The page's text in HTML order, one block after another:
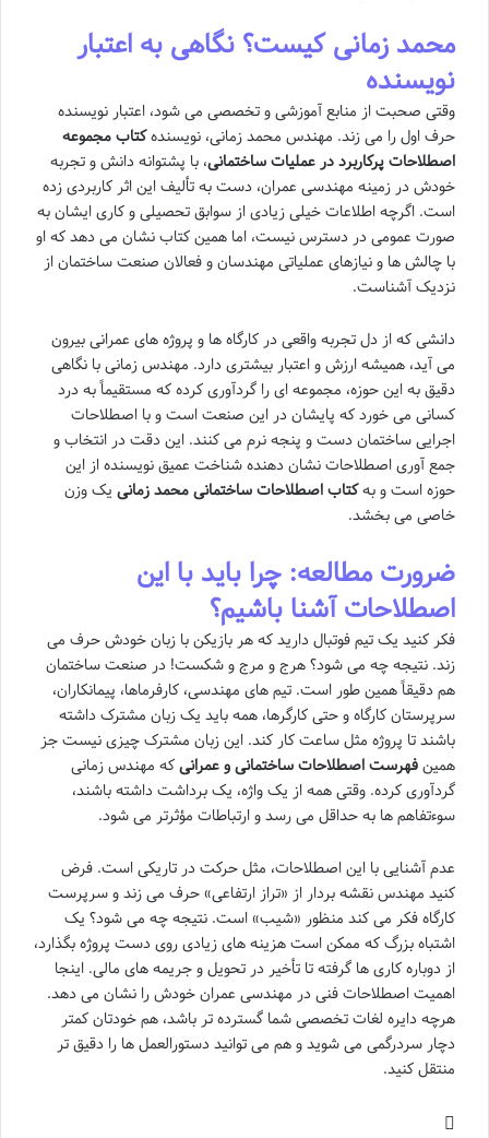
محمد زمانی کیست؟ نگاهی به اعتبار
نویسنده
وقتی صحبت از منابع آموزشی و تخصصی می شود، اعتبار نویسنده
حرف اول را می زند. مهندس محمد زمانی، نویسندهکتاب مجموعه
اصطلاحات پرکاربرد در عملیات ساختمانی، با پشتوانه دانش و تجربه
خودش در زمینه مهندسی عمران، دست به تألیف این اثر کاربردی زده
است. اگرچه اطلاعات خیلی زیادی از سوابق تحصیلی و کاری ایشان به
صورت عمومی در دسترس نیست، اما همین کتاب نشان می دهد که او
با چالش ها و نیازهای عملیاتی مهندسان و فعالان صنعت ساختمان از
نزدیک آشناست.
دانشی که از دل تجربه واقعی در کارگاه ها و پروژه های عمرانی بیرون
می آید، همیشه ارزش و اعتبار بیشتری دارد. مهندس زمانی با نگاهی
دقیق به این حوزه، مجموعه ای را گردآوری کرده که مستقیماً به درد
کسانی می خورد که پایشان در این صنعت است و با اصطلاحات
اجرایی ساختمان دست و پنجه نرم می کنند. این دقت در انتخاب و
جمع آوری اصطلاحات نشان دهنده شناخت عمیق نویسنده از این
حوزه است و بهکتاب اصطلاحات ساختمانی محمد زمانی یک وزن
خاصی می بخشد.
ضرورت مطالعه: چرا باید با این
اصطلاحات آشنا باشیم؟
فکر کنید یک تیم فوتبال دارید که هر بازیکن با زبان خودش حرف می
زند. نتیجه چه می شود؟ هرج و مرج و شکست! در صنعت ساختمان
هم دقیقاً همین طور است. تیم های مهندسی، کارفرماها، پیمانکاران،
سرپرستان کارگاه و حتی کارگرها، همه باید یک زبان مشترک داشته
باشند تا پروژه مثل ساعت کار کند. این زبان مشترک چیزی نیست جز
همینفهرست اصطلاحات ساختمانی و عمرانیکه مهندس زمانی
گردآوری کرده. وقتی همه از یک واژه، یک برداشت داشته باشند،
سوءتفاهم ها به حداقل می رسد و ارتباطات مؤثرتر می شود.
عدم آشنایی با این اصطلاحات، مثل حرکت در تاریکی است. فرض
کنید مهندس نقشه بردار از «تراز ارتفاعی» حرف می زند و سرپرست
کارگاه فکر می کند منظور «شیب» است. نتیجه چه می شود؟ یک
اشتباه بزرگ که ممکن است هزینه های زیادی روی دست پروژه بگذارد،
از دوباره کاری ها گرفته تا تأخیر در تحویل و جریمه های مالی. اینجا
اهمیت اصطلاحات فنی در مهندسی عمران خودش را نشان می دهد.
هرچه دایره لغات تخصصی شما گسترده تر باشد، هم خودتان کمتر
دچار سردرگمی می شوید و هم می توانید دستورالعمل ها را دقیق تر
منتقل کنید.